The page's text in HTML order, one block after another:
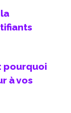
pourquoi
à vos